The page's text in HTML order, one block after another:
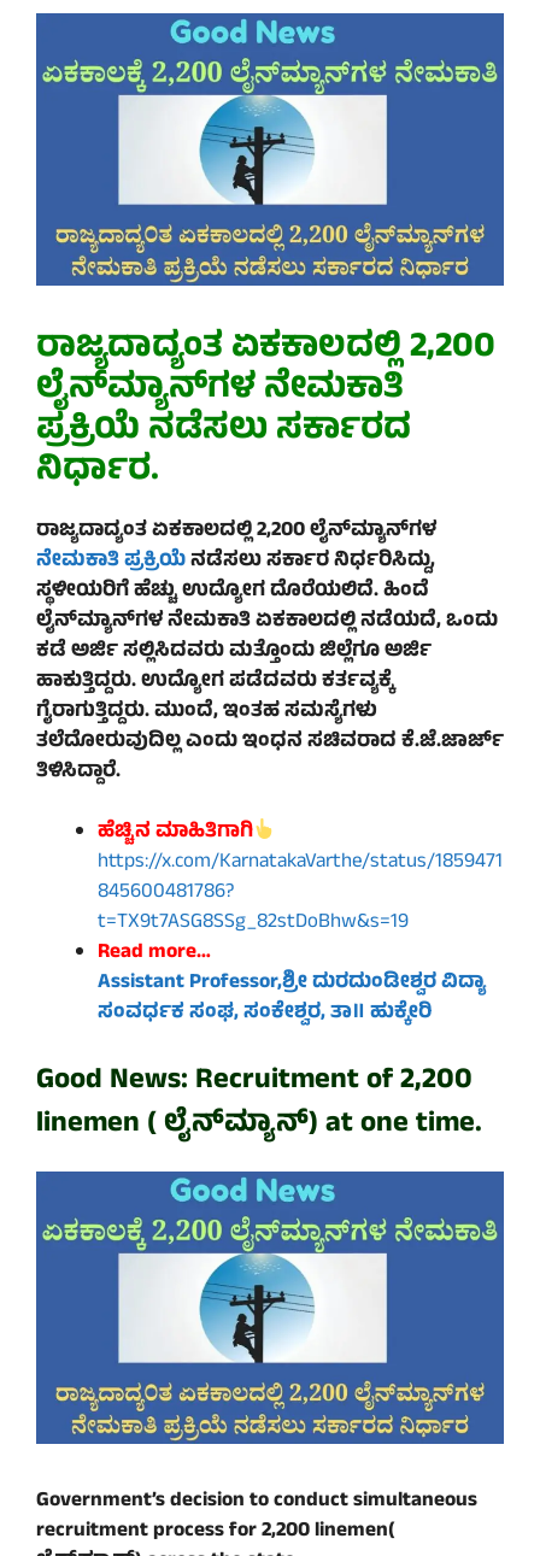
ರಾಜ್ಯದಾದ್ಯಂತ ಏಕಕಾಲದಲ್ಲಿ 2,200
ಲೈನ್‌ಮ್ಯಾನ್‌ಗಳ ನೇಮಕಾತಿ
ಪ್ರಕ್ರಿಯೆ ನಡೆಸಲು ಸರ್ಕಾರದ
ನಿರ್ಧಾರ.
ರಾಜ್ಯದಾದ್ಯಂತ ಏಕಕಾಲದಲ್ಲಿ 2,200 ಲೈನ್‌ಮ್ಯಾನ್‌ಗಳ
ನೇಮಕಾತಿ ಪ್ರಕ್ರಿಯೆನಡೆಸಲು ಸರ್ಕಾರ ನಿರ್ಧರಿಸಿದ್ದು,
ಸ್ಥಳೀಯರಿಗೆ ಹೆಚ್ಚು ಉದ್ಯೋಗ ದೊರೆಯಲಿದೆ. ಹಿಂದೆ
ಲೈನ್‌ಮ್ಯಾನ್‌ಗಳ ನೇಮಕಾತಿ ಏಕಕಾಲದಲ್ಲಿ ನಡೆಯದೆ, ಒಂದು
ಕಡೆ ಅರ್ಜಿ ಸಲ್ಲಿಸಿದವರು ಮತ್ತೊಂದು ಜಿಲ್ಲೆಗೂ ಅರ್ಜಿ
ಹಾಕುತ್ತಿದ್ದರು. ಉದ್ಯೋಗ ಪಡೆದವರು ಕರ್ತವ್ಯಕ್ಕೆ
ಗೈರಾಗುತ್ತಿದ್ದರು. ಮುಂದೆ, ಇಂತಹ ಸಮಸ್ಯೆಗಳು
ತಲೆದೋರುವುದಿಲ್ಲ ಎಂದು ಇಂಧನ ಸಚಿವರಾದ ಕೆ.ಜೆ.ಜಾರ್ಜ್
ತಿಳಿಸಿದ್ದಾರೆ.
ಹೆಚ್ಚಿನ ಮಾಹಿತಿಗಾಗಿ
https://x.com/KarnatakaVarthe/status/1859471
845600481786?
t=TX9t7ASG8SSg_82stDoBhw&s=19
Read more…
Assistant Professor,ಶ್ರೀ ದುರದುಂಡೀಶ್ವರ ವಿದ್ಯಾ
ಸಂವರ್ಧಕ ಸಂಘ, ಸಂಕೇಶ್ವರ, ತಾ॥ ಹುಕ್ಕೇರಿ
Good News: Recruitment of 2,200
linemen (ಲೈನ್‌ಮ್ಯಾನ್‌) at one time.
Government’s decision to conduct simultaneous
recruitment process for 2,200 linemen(